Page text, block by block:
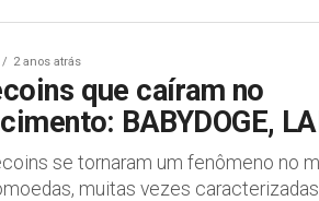
2 anos atrás
que caíram no
BABYDOGE,
se tornaram um fenômeno no
muitas vezes